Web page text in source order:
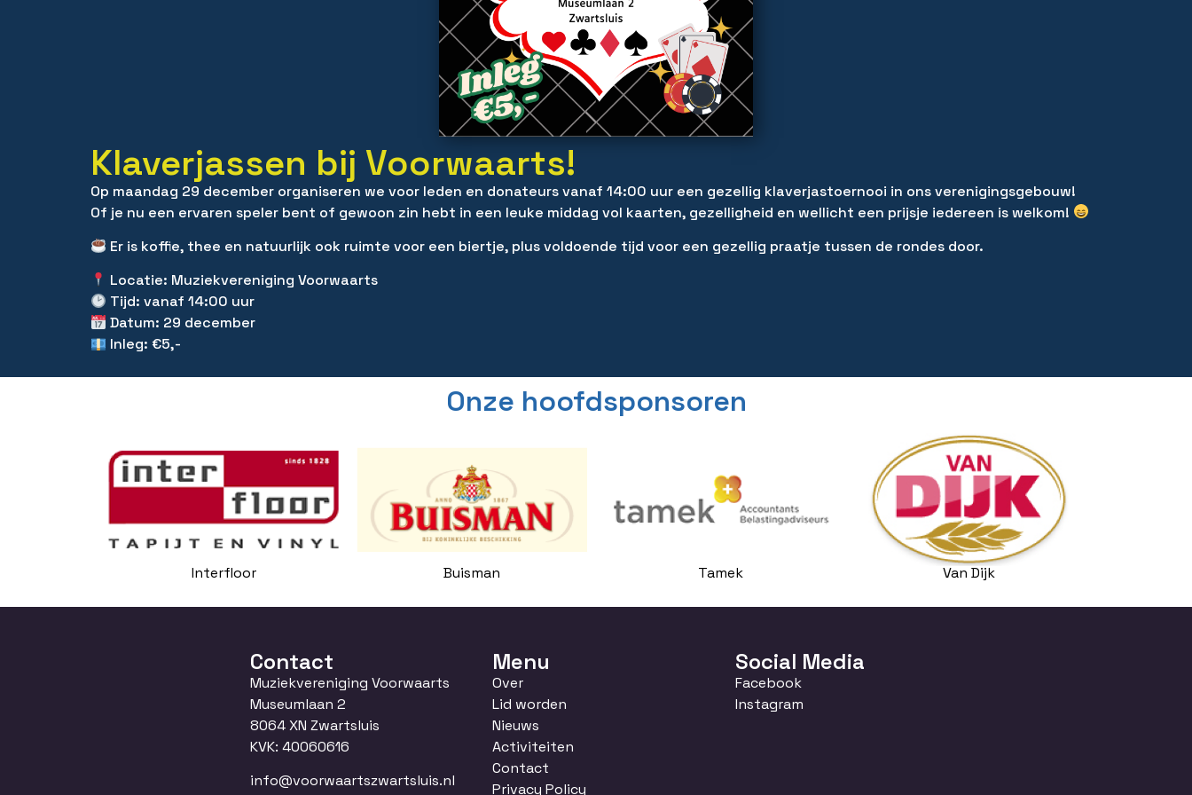
Klaverjassen bij Voorwaarts!
Op maandag 29 december organiseren we voor leden en donateurs vanaf 14:00 uur een gezellig klaverjastoernooi in ons verenigingsgebouw!
Of je nu een ervaren speler bent of gewoon zin hebt in een leuke middag vol kaarten, gezelligheid en wellicht een prijsje iedereen is welkom!
Er is koffie, thee en natuurlijk ook ruimte voor een biertje, plus voldoende tijd voor een gezellig praatje tussen de rondes door.
Locatie: Muziekvereniging Voorwaarts
Tijd: vanaf 14:00 uur
Datum: 29 december
Inleg: €5,-
Onze hoofdsponsoren
Interfloor Buisman Tamek Van Dijk
Contact
Muziekvereniging Voorwaarts
Museumlaan 2
8064 XN Zwartsluis
KVK: 40060616
info@voorwaartszwartsluis.nl
Menu
Over
Lid worden
Nieuws
Activiteiten
Contact
Privacy Policy
Social Media
Facebook
Instagram